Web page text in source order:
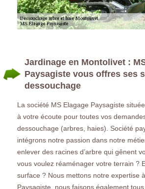
Jardinage en Montolivet :
Paysagiste vous offres ses
dessouchage
La société MS Elagage Paysagiste
à votre écoute pour toutes vos
dessouchage (arbres, haies). Société
intégrons notre passion dans notre
enlever des racines d’arbre qui gênent
vous voulez réaménager votre terrain ?
surface ? Nous mettons notre expertise
Paysagiste, nous faisons également